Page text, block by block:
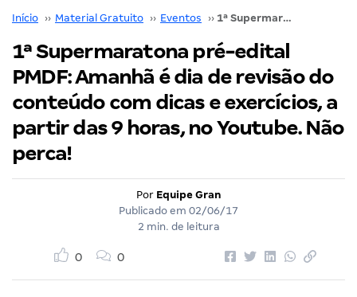
Início ›› Material Gratuito ›› Eventos ›› 1ª Supermaratona pré-edital PMDF: Amanhã é dia de revisão do conteúdo com dicas e exercícios, a partir das 9 horas, no Youtube. Não perca!
1ª Supermaratona pré-edital
PMDF: Amanhã é dia de revisão do
conteúdo com dicas e exercícios, a
partir das 9 horas, no Youtube. Não
perca!
Por Equipe Gran
Publicado em 02/06/17
2 min. de leitura
0 0